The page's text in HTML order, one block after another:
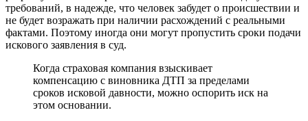
требований, в надежде, что человек забудет о происшествии и
не будет возражать при наличии расхождений с реальными
фактами. Поэтому иногда они могут пропустить сроки подачи
искового заявления в суд.
Когда страховая компания взыскивает
компенсацию с виновника ДТП за пределами
сроков исковой давности, можно оспорить иск на
этом основании.